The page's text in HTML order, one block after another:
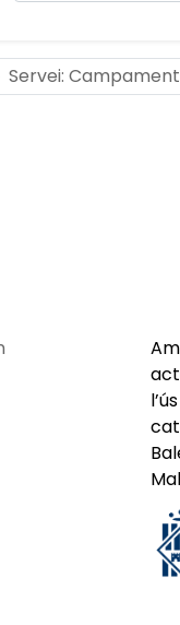
Servei: Campament